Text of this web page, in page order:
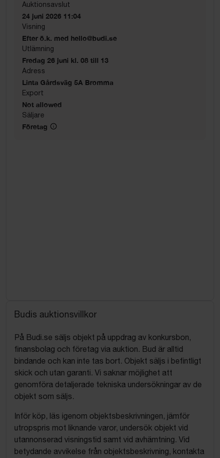
Auktionsavslut
24 juni 2026 11:04
Visning
Efter ö.k. med hello@budi.se
Utlämning
Fredag 26 juni kl. 08 till 13
Adress
Linta Gårdsväg 5A Bromma
Export
Not allowed
Säljare
Företag
Budis auktionsvillkor
På Budi.se säljs objekt på uppdrag av konkursbon,
finansbolag och företag via auktion. Bud är alltid
bindande och kan inte tas bort. Objekt säljs i befintligt
skick och utan garanti. Vi saknar möjlighet att
genomföra detaljerade tekniska undersökningar av de
objekt som säljs.
Inför köp, läs igenom objektsbeskrivningen, jämför
utropspris mot liknande varor, undersök objekt vid
utannonserad visningstid samt vid avhämtning. Vid
betydande avvikelse från objektsbeskrivning, kontakta